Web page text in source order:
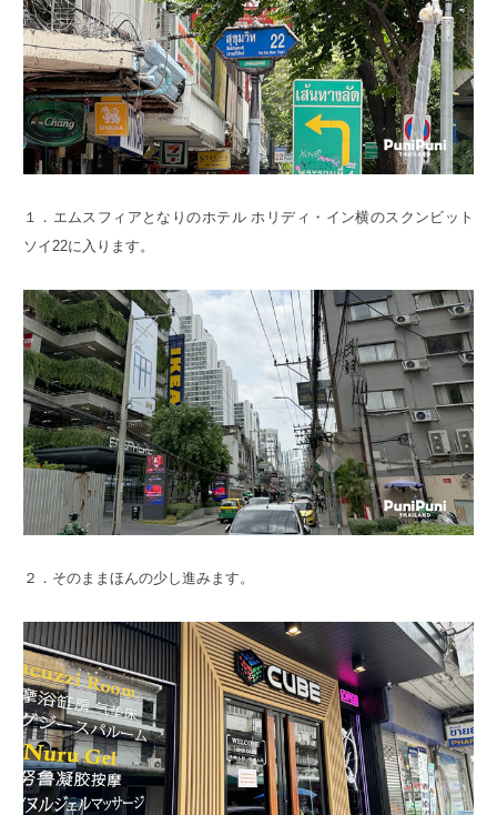
１．エムスフィアとなりのホテル ホリディ・イン横のスクンビット
ソイ22に入ります。
２．そのままほんの少し進みます。